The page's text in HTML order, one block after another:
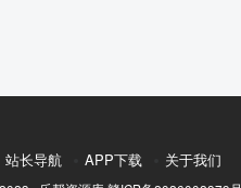
站长导航 APP下载 关于我们